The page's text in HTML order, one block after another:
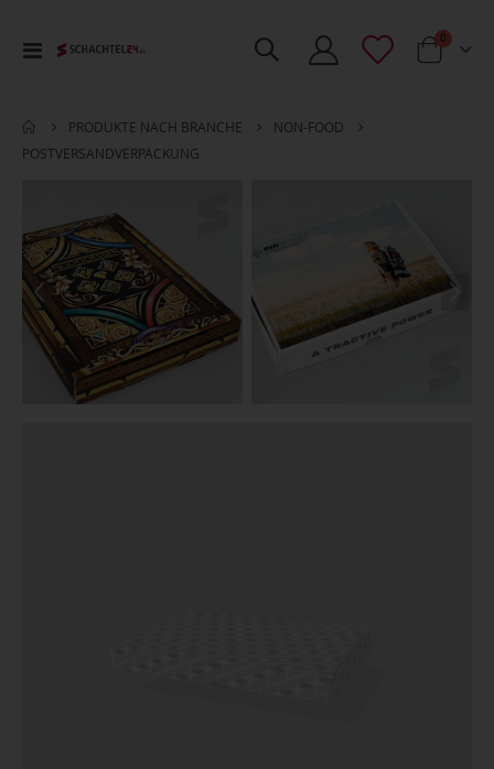
Toggle
Cart
0 Artikel
PRODUKTE NACH BRANCHE
NON-FOOD
POSTVERSANDVERPACKUNG